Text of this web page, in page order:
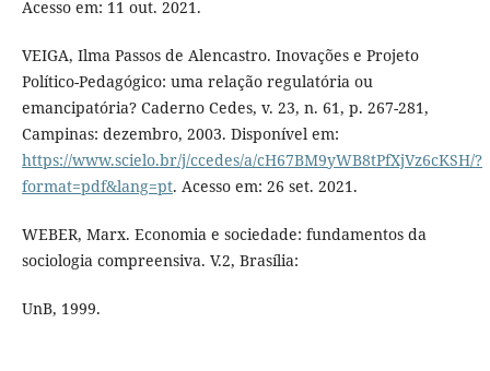
Acesso em: 11 out. 2021.
VEIGA, Ilma Passos de Alencastro. Inovações e Projeto
Político-Pedagógico: uma relação regulatória ou
emancipatória? Caderno Cedes, v. 23, n. 61, p. 267-281,
Campinas: dezembro, 2003. Disponível em:
https://www.scielo.br/j/ccedes/a/cH67BM9yWB8tPfXjVz6cKSH/?
format=pdf&lang=pt. Acesso em: 26 set. 2021.
WEBER, Marx. Economia e sociedade: fundamentos da
sociologia compreensiva. V.2, Brasília:
UnB, 1999.